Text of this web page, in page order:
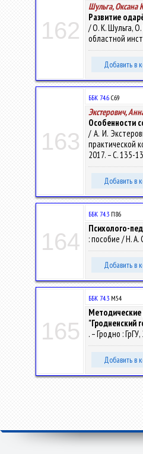
162
Шульга, Оксана
Развитие
/ О. К. Шульга,
областной
Добавить в
163
ББК 74.6 С69
Экстерович,
Особенности
/ А. И.
практической
2017. – С. 135-
Добавить в
164
ББК 74.3 П86
Психолого-
: пособие / Н. А.
Добавить в
165
ББК 74.3 М54
Методические
"Гродненский
. – Гродно :
Добавить в